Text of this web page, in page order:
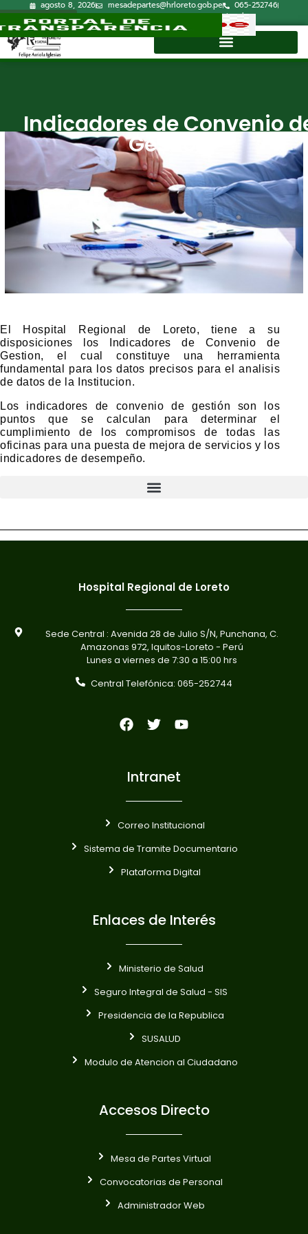
agosto 8, 2026 mesadepartes@hrloreto.gob.pe
065-252746
Lun-Vie 7:30a.m.-15:00p.m.
Correo Institucional
Directorio
Indicadores de Convenio
Gestión
El Hospital Regional de Loreto, tiene a su
disposiciones los Indicadores de Convenio de
Gestion, el cual constituye una herramienta
fundamental para los datos precisos para el analisis
de datos de la Institucion.
Los indicadores de convenio de gestión son los
puntos que se calculan para determinar el
cumplimiento de los compromisos de todas las
oficinas para una puesta de mejora de servicios y los
indicadores de desempeño.
Hospital Regional de Loreto
Sede Central : Avenida 28 de Julio S/N, Punchana, C.
Amazonas 972, Iquitos-Loreto - Perú
Lunes a viernes de 7:30 a 15:00 hrs
Central Telefónica: 065-252744
Intranet
Correo Institucional
Sistema de Tramite Documentario
Plataforma Digital
Enlaces de Interés
Ministerio de Salud
Seguro Integral de Salud - SIS
Presidencia de la Republica
SUSALUD
Modulo de Atencion al Ciudadano
Accesos Directo
Mesa de Partes Virtual
Convocatorias de Personal
Administrador Web